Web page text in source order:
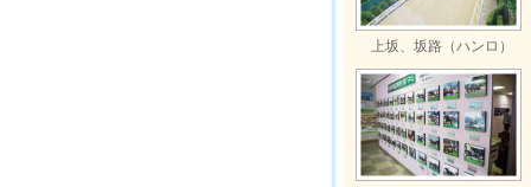
上坂、坂路（ハンロ）